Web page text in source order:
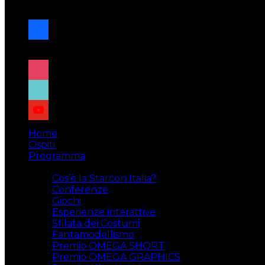
facebook
x
instagram
tiktok
youtube
Home
Ospiti
Programma
Cos’è la Starcon Italia?
Conferenze
Giochi
Esperienze interattive
Sfilata dei Costumi
Fantamodellismo
Premio OMEGA SHORT
Premio OMEGA GRAPHICS